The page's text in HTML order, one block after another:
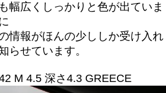
幅広くしっかりと色が出ていま
情報がほんの少ししか受け入れ
らせています。
M 4.5 深さ4.3 GREECE